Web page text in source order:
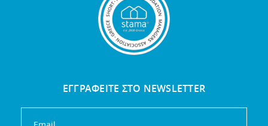
ΕΓΓΡΑΦΕΙΤΕ ΣΤΟ NEWSLETTER